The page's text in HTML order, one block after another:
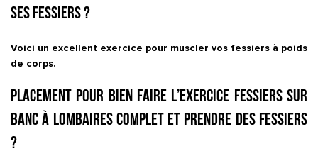
ses fessiers ?
Voici un excellent exercice pour muscler vos fessiers à poids
de corps.
Placement pour bien faire l’exercice Fessiers sur
banc à lombaires complet et prendre des fessiers
?